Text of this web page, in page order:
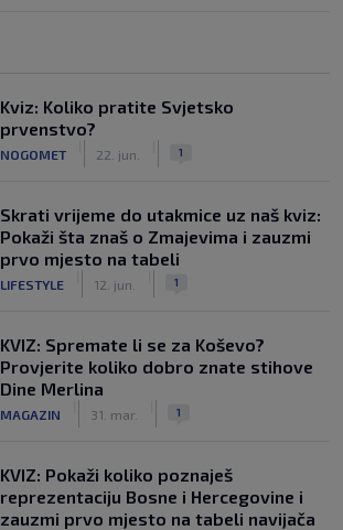
Kviz: Koliko pratite Svjetsko
prvenstvo?
NOGOMET 22. jun. 1
Skrati vrijeme do utakmice uz naš kviz:
Pokaži šta znaš o Zmajevima i zauzmi
prvo mjesto na tabeli
LIFESTYLE 12. jun. 1
KVIZ: Spremate li se za Koševo?
Provjerite koliko dobro znate stihove
Dine Merlina
MAGAZIN 31. mar. 1
KVIZ: Pokaži koliko poznaješ
reprezentaciju Bosne i Hercegovine i
zauzmi prvo mjesto na tabeli navijača